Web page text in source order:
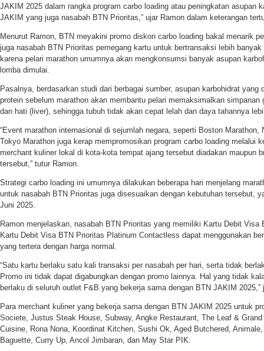
JAKIM 2025 dalam rangka program carbo loading atau peningkatan asupan
JAKIM yang juga nasabah BTN Prioritas,” ujar Ramon dalam keterangan
Menurut Ramon, BTN meyakini promo diskon carbo loading bakal menarik
juga nasabah BTN Prioritas pemegang kartu untuk bertransaksi lebih
karena pelari marathon umumnya akan mengkonsumsi banyak asupan
lomba dimulai.
Pasalnya, berdasarkan studi dari berbagai sumber, asupan karbohidrat yang
protein sebelum marathon akan membantu pelari memaksimalkan simpanan
dan hati (liver), sehingga tubuh tidak akan cepat lelah dan daya tahannya
“Event marathon internasional di sejumlah negara, seperti Boston Marathon,
Tokyo Marathon juga kerap mempromosikan program carbo loading melalui
merchant kuliner lokal di kota-kota tempat ajang tersebut diadakan maupun
tersebut,” tutur Ramon.
Strategi carbo loading ini umumnya dilakukan beberapa hari menjelang
untuk nasabah BTN Prioritas juga disesuaikan dengan kebutuhan tersebut,
Juni 2025.
Ramon menjelaskan, nasabah BTN Prioritas yang memiliki Kartu Debit Visa
Kartu Debit Visa BTN Prioritas Platinum Contactless dapat menggunakan
yang tertera dengan harga normal.
“Satu kartu berlaku satu kali transaksi per nasabah per hari, serta tidak
Promo ini tidak dapat digabungkan dengan promo lainnya. Hal yang tidak
berlaku di seluruh outlet F&B yang bekerja sama dengan BTN JAKIM 2025,”
Para merchant kuliner yang bekerja sama dengan BTN JAKIM 2025 untuk
Societe, Justus Steak House, Subway, Angke Restaurant, The Leaf &
Cuisine, Rona Nona, Koordinat Kitchen, Sushi Ok, Aged Butchered,
Baguette, Curry Up, Ancol Jimbaran, dan May Star PIK.